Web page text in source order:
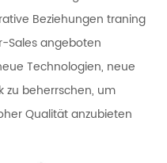
Beziehungen traning
Sales angeboten
Technologien, neue
zu beherrschen, um
Qualität anzubieten